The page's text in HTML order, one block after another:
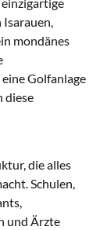
Isarauen,
mondänes
Golfanlage
diese
die alles
Schulen,
und Ärzte